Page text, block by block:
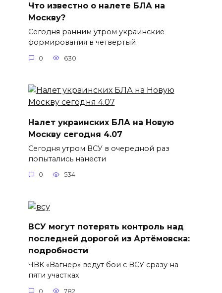
Что известно о налете БЛА на
Москву?
Сегодня ранним утром украинские
формирования в четвертый
0 630
Налет украинских БЛА на Новую
Москву сегодня 4.07
Сегодня утром ВСУ в очередной раз
попытались нанести
0 534
ВСУ могут потерять контроль над
последней дорогой из Артёмовска:
подробности
ЧВК «Вагнер» ведут бои с ВСУ сразу на
пяти участках
0 782